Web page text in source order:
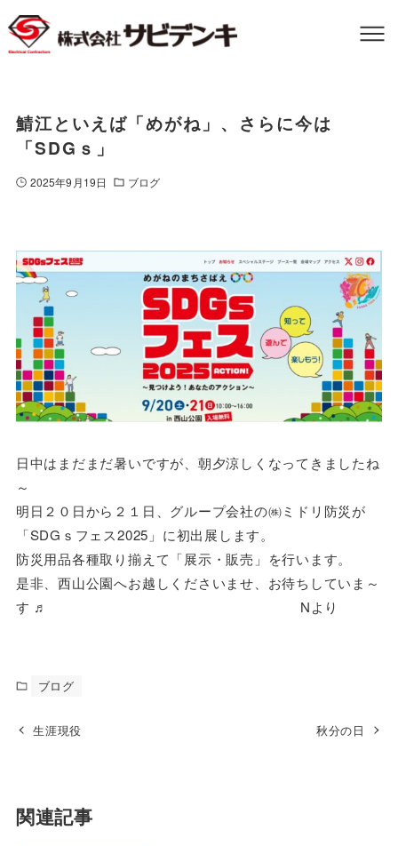
鯖江といえば「めがね」、さらに今は
「SDGｓ」
2025年9月19日 ブログ
日中はまだまだ暑いですが、朝夕涼しくなってきましたね
～
明日２０日から２１日、グループ会社の㈱ミドリ防災が
「SDGｓフェス2025」に初出展します。
防災用品各種取り揃えて「展示・販売」を行います。
是非、西山公園へお越しくださいませ、お待ちしていま～
す ♬ Nより
ブログ
生涯現役 秋分の日
関連記事